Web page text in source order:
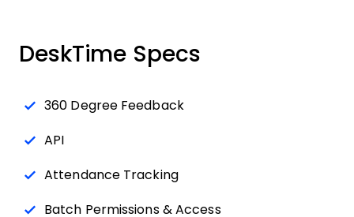
DeskTime Specs
360 Degree Feedback
API
Attendance Tracking
Batch Permissions & Access